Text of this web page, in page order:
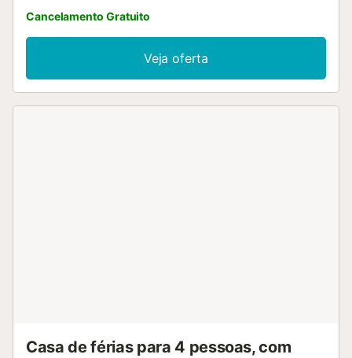
condicionado. Berço disponível. No exterior privado,
encontram uma varanda coberta perfeita para relaxar.
Existe ainda uma área comum com piscina à vossa
disposição. O estacionamento gratuito está disponível na
rua. Não são permitidos animais de estimação, fumar ou
Cancelamento Gratuito
Veja oferta
Casa de férias para 4 pessoas, com